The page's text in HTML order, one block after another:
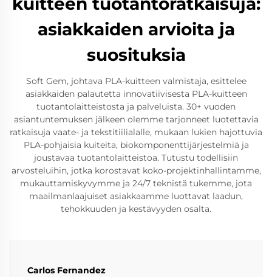
asiakkaiden arvioita ja
suosituksia
Soft Gem, johtava PLA-kuitteen valmistaja, esittelee
asiakkaiden palautetta innovatiivisesta PLA-kuitteen
tuotantolaitteistosta ja palveluista. 30+ vuoden
asiantuntemuksen jälkeen olemme tarjonneet luotettavia
ratkaisuja vaate- ja tekstitiilialalle, mukaan lukien hajottuvia
PLA-pohjaisia kuiteita, biokomponenttijärjestelmiä ja
joustavaa tuotantolaitteistoa. Tutustu todellisiin
arvosteluihin, jotka korostavat koko-projektinhallintamme,
mukauttamiskyvymme ja 24/7 teknistä tukemme, jota
maailmanlaajuiset asiakkaamme luottavat laadun,
tehokkuuden ja kestävyyden osalta.
Carlos Fernandez